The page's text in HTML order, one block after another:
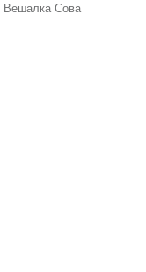
Вешалка Сова